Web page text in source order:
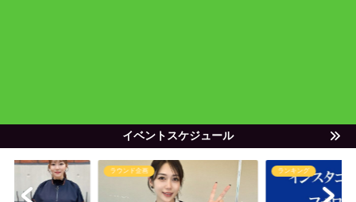
イベントスケジュール
ラウンド企画 ランキング